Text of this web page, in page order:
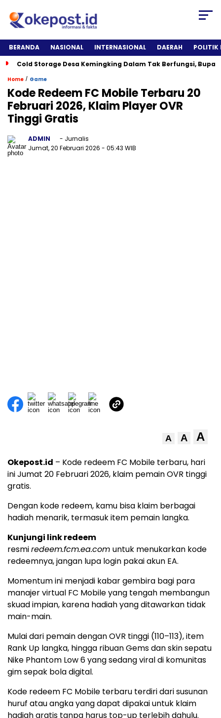
BERANDA NASIONAL INTERNASIONAL DAERAH
POLITIK
Cold Storage Desa Kemingking Dalam Tak Berfungsi,
Home / Game
Kode Redeem FC Mobile Terbaru 20
Februari 2026, Klaim Player OVR
Tinggi Gratis
ADMIN
- Jurnalis
Jumat, 20 Februari 2026 - 05:43 WIB
A A A
Okepost.id – Kode redeem FC Mobile terbaru, hari
ini Jumat 20 Februari 2026, klaim pemain OVR tinggi
gratis.
Dengan kode redeem, kamu bisa klaim berbagai
hadiah menarik, termasuk item pemain langka.
Kunjungi link redeem
resmiredeem.fcm.ea.com untuk menukarkan kode
redeemnya, jangan lupa login pakai akun EA.
Momentum ini menjadi kabar gembira bagi para
manajer virtual FC Mobile yang tengah membangun
skuad impian, karena hadiah yang ditawarkan tidak
main-main.
Mulai dari pemain dengan OVR tinggi (110–113), item
Rank Up langka, hingga ribuan Gems dan skin sepatu
Nike Phantom Low 6 yang sedang viral di komunitas
gim sepak bola digital.
Kode redeem FC Mobile terbaru terdiri dari susunan
huruf atau angka yang dapat dipakai untuk klaim
hadiah gratis tanpa harus top-up terlebih dahulu.